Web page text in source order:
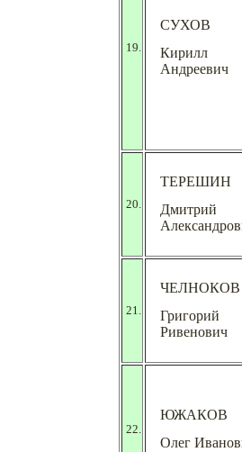
19.
СУХОВ
Кирилл
Андреевич
20.
ТЕРЕШИН
Дмитрий
21.
ЧЕЛНОКОВ
Григорий
Ривенович
22.
ЮЖАКОВ
Олег